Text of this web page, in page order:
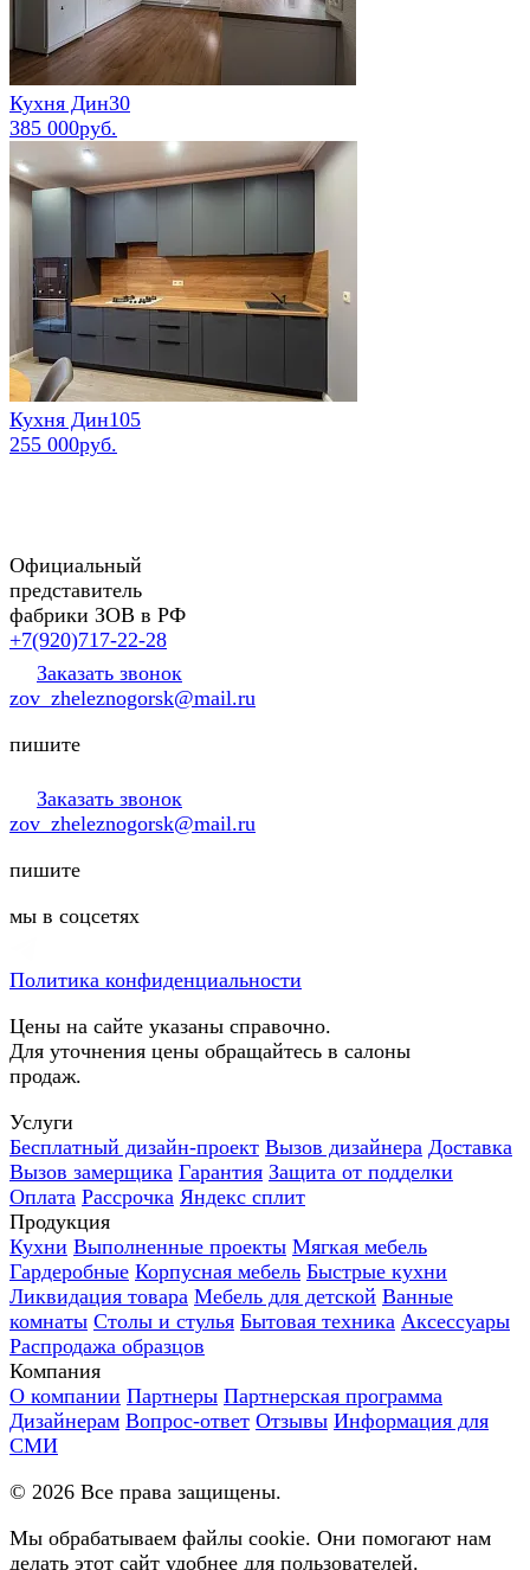
Кухня Дин30
385 000руб.
Кухня Дин105
255 000руб.
Официальный
представитель
фабрики ЗОВ в РФ
+7(920)717-22-28
Заказать звонок
zov_zheleznogorsk@mail.ru
пишите
Заказать звонок
zov_zheleznogorsk@mail.ru
пишите
мы в соцсетях
Политика конфиденциальности
Цены на сайте указаны справочно.
Для уточнения цены обращайтесь в салоны
продаж.
Услуги
Бесплатный дизайн-проект Вызов дизайнера Доставка
Вызов замерщика Гарантия Защита от подделки
Оплата Рассрочка Яндекс сплит
Продукция
Кухни Выполненные проекты Мягкая мебель
Гардеробные Корпусная мебель Быстрые кухни
Ликвидация товара Мебель для детской Ванные
комнаты Столы и стулья Бытовая техника Аксессуары
Распродажа образцов
Компания
О компании Партнеры Партнерская программа
Дизайнерам Вопрос-ответ Отзывы Информация для
СМИ
© 2026 Все права защищены.
Мы обрабатываем файлы cookie. Они помогают нам
делать этот сайт удобнее для пользователей.